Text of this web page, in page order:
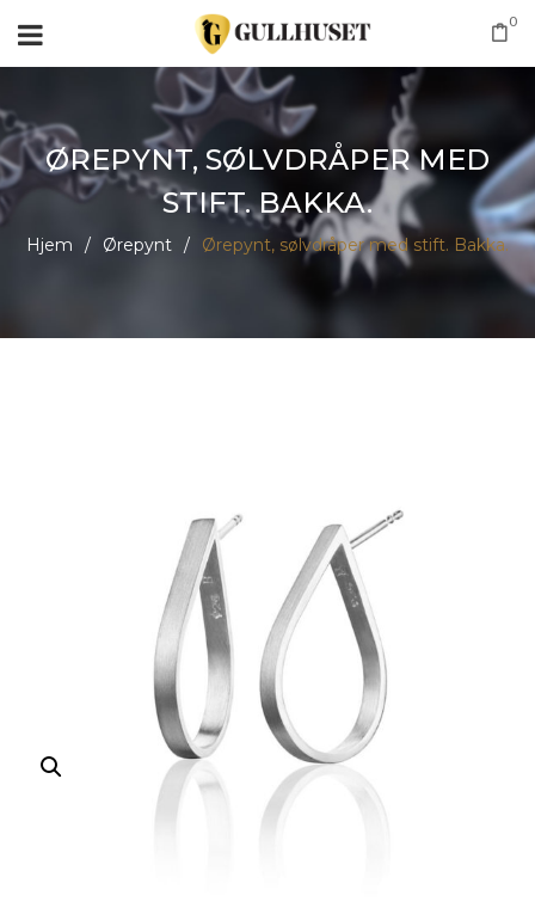
0
ØREPYNT, SØLVDRÅPER MED
STIFT. BAKKA.
Hjem / Ørepynt / Ørepynt, sølvdråper med stift. Bakka.